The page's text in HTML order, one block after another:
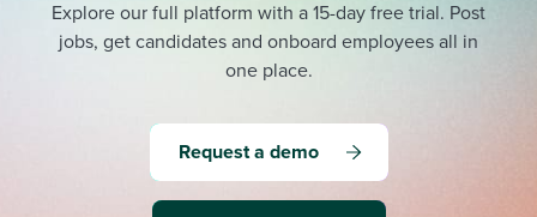
Explore our full platform with a 15-day free trial. Post
jobs, get candidates and onboard employees all in
one place.
Request a demo